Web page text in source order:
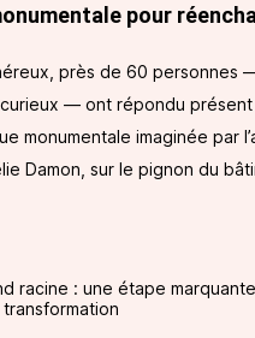
pour
près de 60 personnes
— ont répondu
monumentale imaginée par
Damon, sur le pignon du